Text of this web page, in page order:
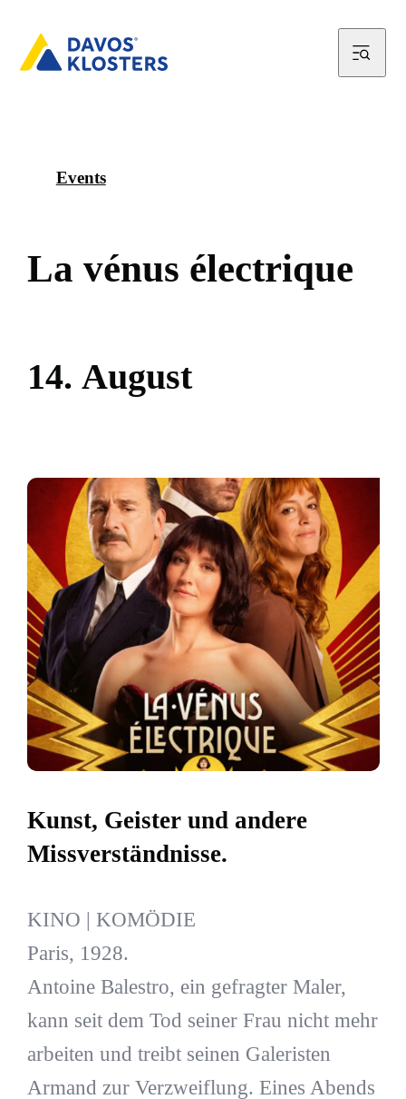
Events
La vénus électrique
14. August
Kunst, Geister und andere
Missverständnisse.
KINO | KOMÖDIE
Paris, 1928.
Antoine Balestro, ein gefragter Maler,
kann seit dem Tod seiner Frau nicht mehr
arbeiten und treibt seinen Galeristen
Armand zur Verzweiflung. Eines Abends